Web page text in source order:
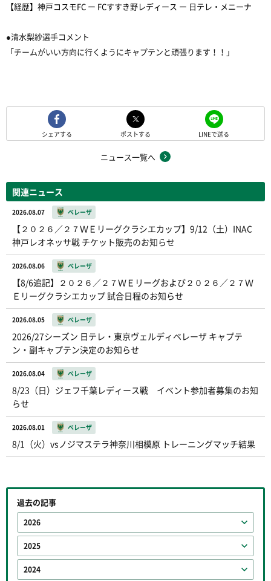
【経歴】神戸コスモFC ー FCすすき野レディース ー 日テレ・メニーナ
●清水梨紗選手コメント
「チームがいい方向に行くようにキャプテンと頑張ります！！」
シェアする ポストする LINEで送る
ニュース一覧へ
関連ニュース
2026.08.07 ベレーザ
【２０２６／２７ＷＥリーグクラシエカップ】9/12（土）INAC
神戸レオネッサ戦 チケット販売のお知らせ
2026.08.06 ベレーザ
【8/6追記】２０２６／２７ＷＥリーグおよび２０２６／２７Ｗ
Ｅリーグクラシエカップ 試合日程のお知らせ
2026.08.05 ベレーザ
2026/27シーズン 日テレ・東京ヴェルディベレーザ キャプテ
ン・副キャプテン決定のお知らせ
2026.08.04 ベレーザ
8/23（日）ジェフ千葉レディース戦 イベント参加者募集のお知
らせ
2026.08.01 ベレーザ
8/1（火）vsノジマステラ神奈川相模原 トレーニングマッチ結果
過去の記事
2026
2025
2024